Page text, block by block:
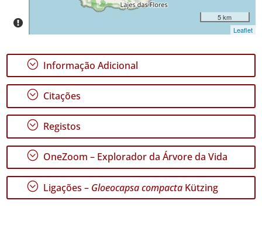
GBIF -
Ocorrências
🔗 GBIF
Portugal
🔗 GBIF
World
5 km
Leaflet
; Informação Adicional
; Citações
; Registos
; OneZoom – Explorador da Árvore da Vida
; Ligações – Gloeocapsa compacta Kützing